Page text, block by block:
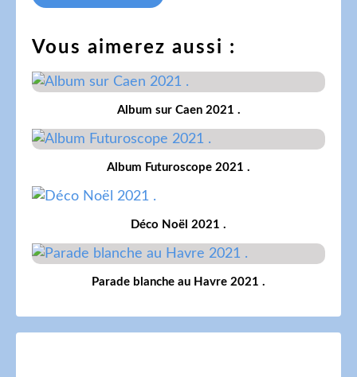
Vous aimerez aussi :
Album sur Caen 2021 .
Album Futuroscope 2021 .
Déco Noël 2021 .
Parade blanche au Havre 2021 .